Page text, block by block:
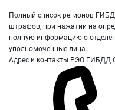
Полный список регионов
штрафов, при нажатии на
полную информацию о
уполномоченные лица.
Адрес и контакты РЭО ГИБДД